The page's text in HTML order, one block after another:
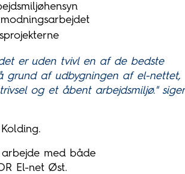
er uden tvivl en af de bedste
grund af udbygningen af el-nettet,
og et åbent arbejdsmiljø." siger
med både
El-net Øst.